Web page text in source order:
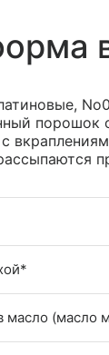
порошок
масло (масло